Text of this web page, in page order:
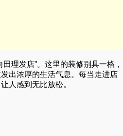
理发店”。这里的装修别具一格，
出浓厚的生活气息。每当走进店
人感到无比放松。